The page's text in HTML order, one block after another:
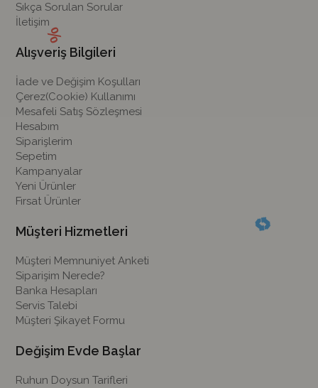
Sıkça Sorulan Sorular
İletişim
Alışveriş Bilgileri
İade ve Değişim Koşulları
Çerez(Cookie) Kullanımı
Mesafeli Satış Sözleşmesi
Hesabım
Siparişlerim
Sepetim
Kampanyalar
Yeni Ürünler
Fırsat Ürünler
Müşteri Hizmetleri
Müşteri Memnuniyet Anketi
Siparişim Nerede?
Banka Hesapları
Servis Talebi
Müşteri Şikayet Formu
Değişim Evde Başlar
Ruhun Doysun Tarifleri